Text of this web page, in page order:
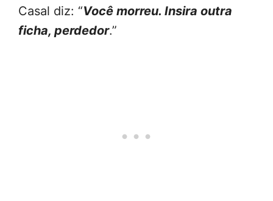
Casal diz: “Você morreu. Insira outra
ficha, perdedor.”